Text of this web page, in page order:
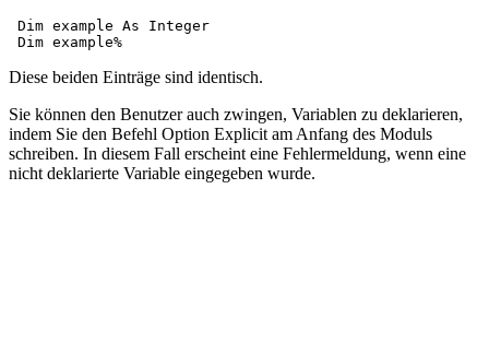
Dim example As Integer
Diese beiden Einträge sind identisch.
Sie können den Benutzer auch zwingen, Variablen zu deklarieren,
indem Sie den Befehl Option Explicit am Anfang des Moduls
schreiben. In diesem Fall erscheint eine Fehlermeldung, wenn eine
nicht deklarierte Variable eingegeben wurde.